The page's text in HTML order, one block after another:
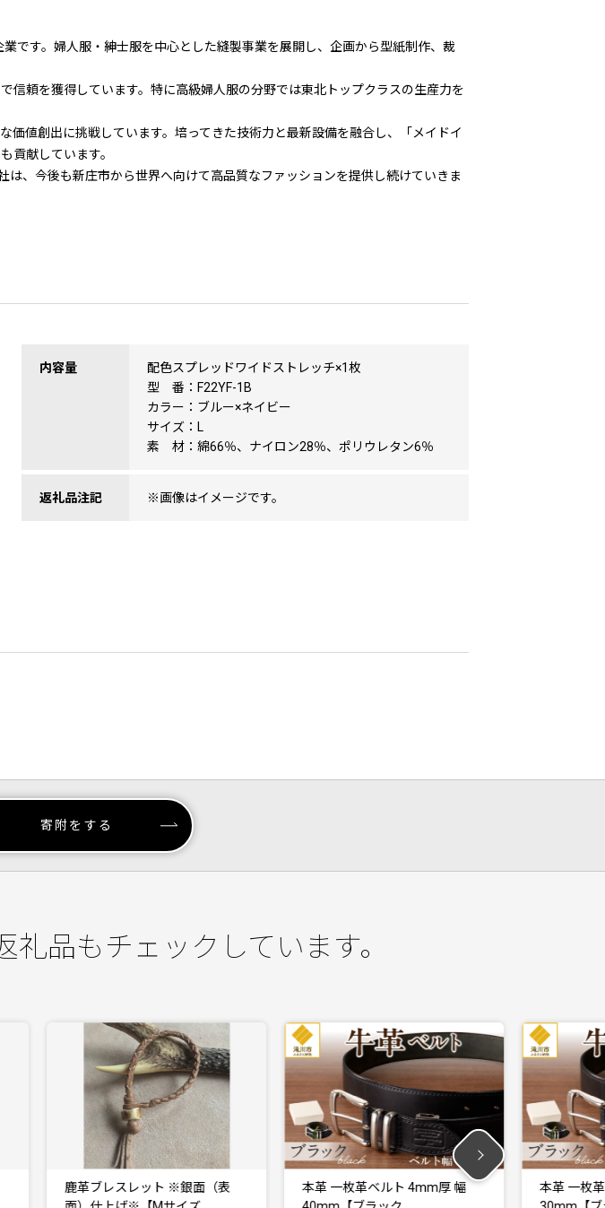
です。婦人服・紳士服を中心とした縫製事業を展開し、企画から型紙制作、裁
信頼を獲得しています。特に高級婦人服の分野では東北トップクラスの生産力を
値創出に挑戦しています。培ってきた技術力と最新設備を融合し、「メイドイ
貢献しています。
は、今後も新庄市から世界へ向けて高品質なファッションを提供し続けていきま
内容量
配色スプレッドワイドストレッチ×1枚
型 番：F22YF-1B
カラー：ブルー×ネイビー
サイズ：L
素 材：綿66％、ナイロン28％、ポリウレタン6％
返礼品注記 ※画像はイメージです。
寄附をする
品もチェックしています。
鹿革ブレスレット ※銀面（表
本革 一枚革ベルト 4mm厚 幅
本革 一枚革ベル